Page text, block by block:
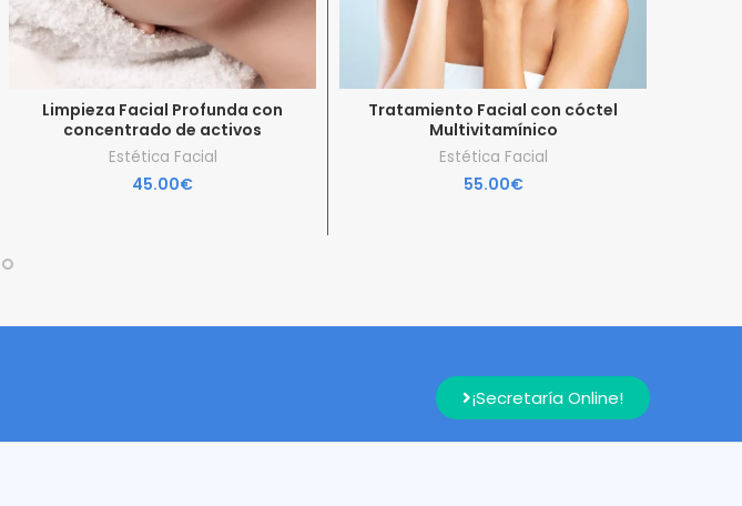
Limpieza Facial Profunda con
concentrado de activos
Estética Facial
45.00€
Tratamiento Facial con cóctel
Multivitamínico
Estética Facial
55.00€
¡Secretaría Online!